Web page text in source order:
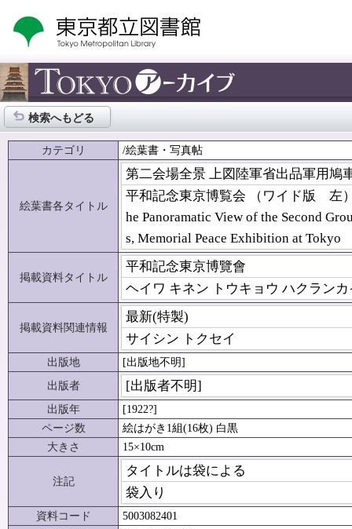
検索へもどる
カテゴリ /絵葉書・写真帖
絵葉書各タイトル
第二会場全景 上図陸軍省出品軍用鳩
平和記念東京博覧会 （ワイド版 左
he Panoramatic View of the Second
s, Memorial Peace Exhibition at Tokyo
掲載資料タイトル
平和記念東京博覽會
ヘイワ キネン トウキョウ ハクラン
掲載資料関連情報
最新(特製)
サイシン トクセイ
出版地
[出版地不明]
出版者
[出版者不明]
出版年
[1922?]
ページ数
絵はがき1組(16枚) 白黒
大きさ
15×10cm
注記
タイトルは袋による
袋入り
資料コード
5003082401